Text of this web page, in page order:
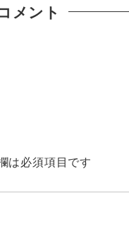
メント
は必須項目です